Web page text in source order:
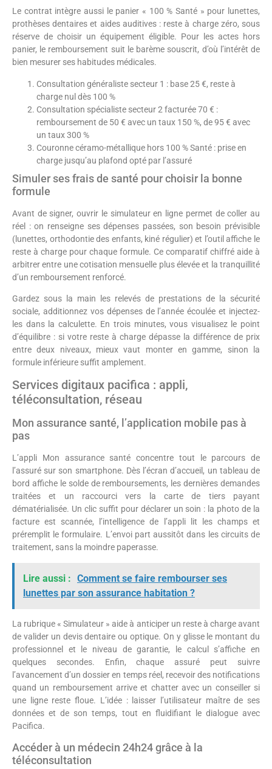
Le contrat intègre aussi le panier « 100 % Santé » pour lunettes,
prothèses dentaires et aides auditives : reste à charge zéro, sous
réserve de choisir un équipement éligible. Pour les actes hors
panier, le remboursement suit le barème souscrit, d’où l’intérêt de
bien mesurer ses habitudes médicales.
Consultation généraliste secteur 1 : base 25 €, reste à
charge nul dès 100 %
Consultation spécialiste secteur 2 facturée 70 € :
remboursement de 50 € avec un taux 150 %, de 95 € avec
un taux 300 %
Couronne céramo-métallique hors 100 % Santé : prise en
charge jusqu’au plafond opté par l’assuré
Simuler ses frais de santé pour choisir la bonne
formule
Avant de signer, ouvrir le simulateur en ligne permet de coller au
réel : on renseigne ses dépenses passées, son besoin prévisible
(lunettes, orthodontie des enfants, kiné régulier) et l’outil affiche le
reste à charge pour chaque formule. Ce comparatif chiffré aide à
arbitrer entre une cotisation mensuelle plus élevée et la tranquillité
d’un remboursement renforcé.
Gardez sous la main les relevés de prestations de la sécurité
sociale, additionnez vos dépenses de l’année écoulée et injectez-
les dans la calculette. En trois minutes, vous visualisez le point
d’équilibre : si votre reste à charge dépasse la différence de prix
entre deux niveaux, mieux vaut monter en gamme, sinon la
formule inférieure suffit amplement.
Services digitaux pacifica : appli,
téléconsultation, réseau
Mon assurance santé, l’application mobile pas à
pas
L’appli Mon assurance santé concentre tout le parcours de
l’assuré sur son smartphone. Dès l’écran d’accueil, un tableau de
bord affiche le solde de remboursements, les dernières demandes
traitées et un raccourci vers la carte de tiers payant
dématérialisée. Un clic suffit pour déclarer un soin : la photo de la
facture est scannée, l’intelligence de l’appli lit les champs et
préremplit le formulaire. L’envoi part aussitôt dans les circuits de
traitement, sans la moindre paperasse.
Lire aussi : Comment se faire rembourser ses
lunettes par son assurance habitation ?
La rubrique « Simulateur » aide à anticiper un reste à charge avant
de valider un devis dentaire ou optique. On y glisse le montant du
professionnel et le niveau de garantie, le calcul s’affiche en
quelques secondes. Enfin, chaque assuré peut suivre
l’avancement d’un dossier en temps réel, recevoir des notifications
quand un remboursement arrive et chatter avec un conseiller si
une ligne reste floue. L’idée : laisser l’utilisateur maître de ses
données et de son temps, tout en fluidifiant le dialogue avec
Pacifica.
Accéder à un médecin 24h24 grâce à la
téléconsultation